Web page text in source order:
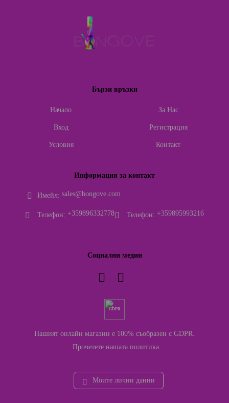
Бързи връзки
Начало За Нас
Вход Регистрация
Условия Контакт
Информация за контакт
Имейл: sales@bongove.com
Телефон: +359896332778 Телефон: +359895993216
Социални медии
GDPR
Нашият онлайн магазин е 100% съобразен с GDPR.
Прочетете нашата политика
Моите лични данни